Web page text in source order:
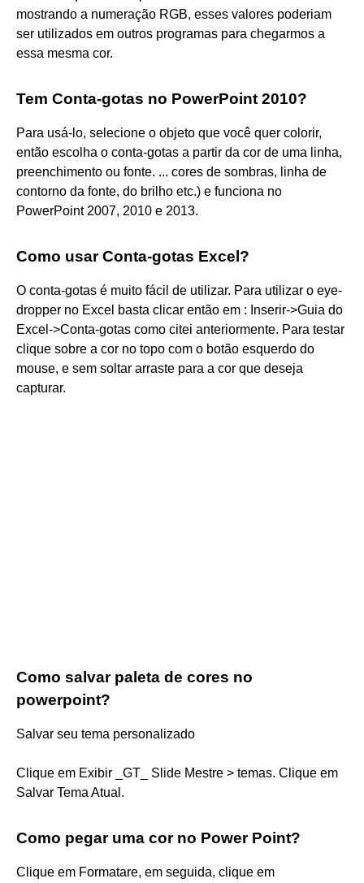
mostrando a numeração RGB, esses valores poderiam
ser utilizados em outros programas para chegarmos a
essa mesma cor.
Tem Conta-gotas no PowerPoint 2010?
Para usá-lo, selecione o objeto que você quer colorir,
então escolha o conta-gotas a partir da cor de uma linha,
preenchimento ou fonte. ... cores de sombras, linha de
contorno da fonte, do brilho etc.) e funciona no
PowerPoint 2007, 2010 e 2013.
Como usar Conta-gotas Excel?
O conta-gotas é muito fácil de utilizar. Para utilizar o eye-
dropper no Excel basta clicar então em : Inserir->Guia do
Excel->Conta-gotas como citei anteriormente. Para testar
clique sobre a cor no topo com o botão esquerdo do
mouse, e sem soltar arraste para a cor que deseja
capturar.
Como salvar paleta de cores no
powerpoint?
Salvar seu tema personalizado
Clique em Exibir _GT_ Slide Mestre > temas. Clique em
Salvar Tema Atual.
Como pegar uma cor no Power Point?
Clique em Formatare, em seguida, clique em